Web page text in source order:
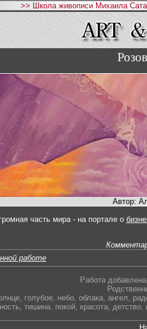
>> Школа живописи Михаила
Автор:
часть мира - на портале о
работе
Работа
, голубое, небо, облака, ангел
тишина, покой, красота, детство,